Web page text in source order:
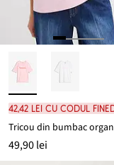
42,42 lei cu codul
Tricou din bumbac
49,90 lei